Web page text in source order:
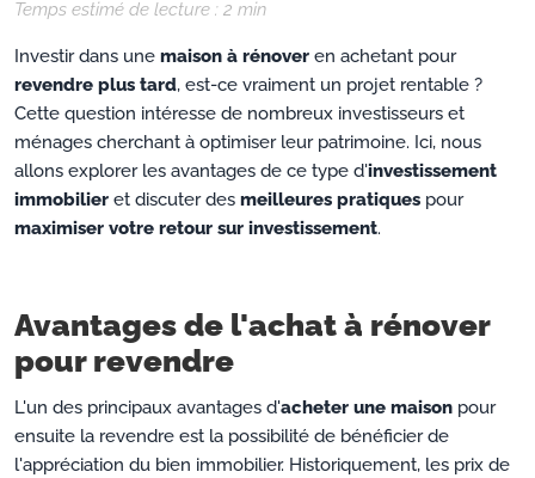
Temps estimé de lecture : 2 min
Investir dans une maison à rénover en achetant pour
revendre plus tard, est-ce vraiment un projet rentable ?
Cette question intéresse de nombreux investisseurs et
ménages cherchant à optimiser leur patrimoine. Ici, nous
allons explorer les avantages de ce type d'investissement
immobilier et discuter des meilleures pratiques pour
maximiser votre retour sur investissement.
Avantages de l'achat à rénover
pour revendre
L'un des principaux avantages d'acheter une maison pour
ensuite la revendre est la possibilité de bénéficier de
l'appréciation du bien immobilier. Historiquement, les prix de